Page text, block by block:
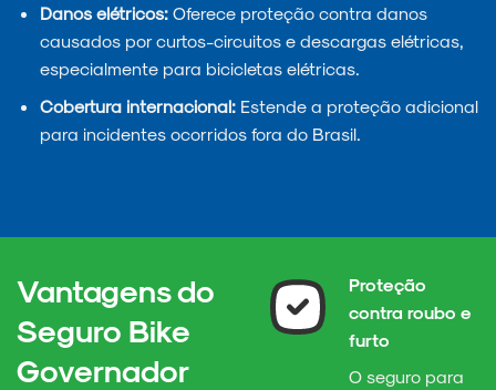
Danos elétricos:Oferece proteção contra danos
causados por curtos-circuitos e descargas elétricas,
especialmente para bicicletas elétricas.
Cobertura internacional:Estende a proteção adicional
para incidentes ocorridos fora do Brasil.
Vantagens do
Seguro Bike
Governador
Proteção
contra roubo e
furto
O seguro para